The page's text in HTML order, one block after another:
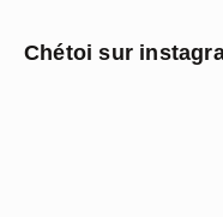
Chétoi sur